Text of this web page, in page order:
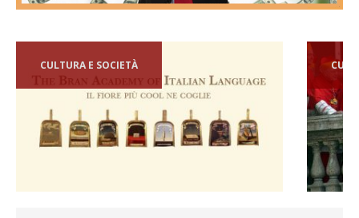
CULTURA E SOCIETÀ